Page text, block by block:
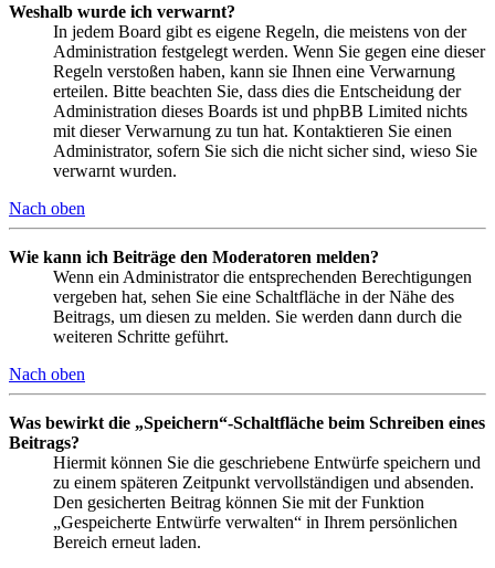
Weshalb wurde ich verwarnt?
In jedem Board gibt es eigene Regeln, die meistens von der
Administration festgelegt werden. Wenn Sie gegen eine dieser
Regeln verstoßen haben, kann sie Ihnen eine Verwarnung
erteilen. Bitte beachten Sie, dass dies die Entscheidung der
Administration dieses Boards ist und phpBB Limited nichts
mit dieser Verwarnung zu tun hat. Kontaktieren Sie einen
Administrator, sofern Sie sich die nicht sicher sind, wieso Sie
verwarnt wurden.
Nach oben
Wie kann ich Beiträge den Moderatoren melden?
Wenn ein Administrator die entsprechenden Berechtigungen
vergeben hat, sehen Sie eine Schaltfläche in der Nähe des
Beitrags, um diesen zu melden. Sie werden dann durch die
weiteren Schritte geführt.
Nach oben
Was bewirkt die „Speichern“-Schaltfläche beim Schreiben eines
Beitrags?
Hiermit können Sie die geschriebene Entwürfe speichern und
zu einem späteren Zeitpunkt vervollständigen und absenden.
Den gesicherten Beitrag können Sie mit der Funktion
„Gespeicherte Entwürfe verwalten“ in Ihrem persönlichen
Bereich erneut laden.